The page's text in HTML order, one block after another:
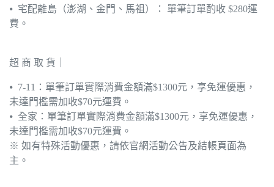
⦁ 宅配離島（澎湖、金門、馬祖）： 單筆訂單酌收 $280運
費。
超 商 取 貨｜
⦁ 7-11：單筆訂單實際消費金額滿$1300元，享免運優惠，
未達門檻需加收$70元運費。
⦁ 全家：單筆訂單實際消費金額滿$1300元，享免運優惠，
未達門檻需加收$70元運費。
※ 如有特殊活動優惠，請依官網活動公告及結帳頁面為
主。